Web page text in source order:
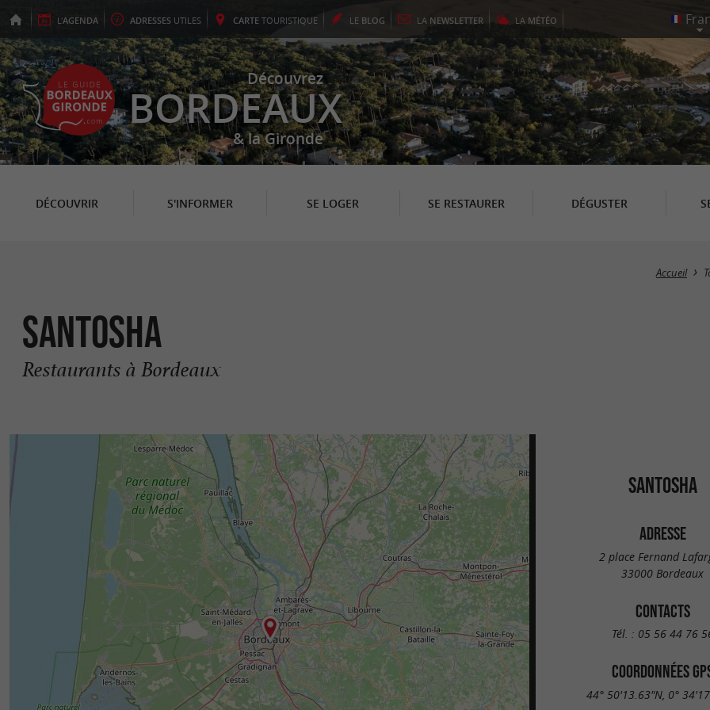
L'AGENDA ADRESSES UTILES CARTE TOURISTIQUE LE BLOG LA NEWSLETTER LA MÉTÉO
Découvrez
BORDEAUX
& la Gironde
DÉCOUVRIR S'INFORMER SE LOGER SE RESTAURER DÉGUSTER
Accueil
Santosha
Restaurants à Bordeaux
SANTOSHA
ADRESSE
2 place Fernand
33000 Bordeaux
CONTACTS
Tél. : 05 56 44 76
COORDONNÉES
44° 50'13.63"N, 0°